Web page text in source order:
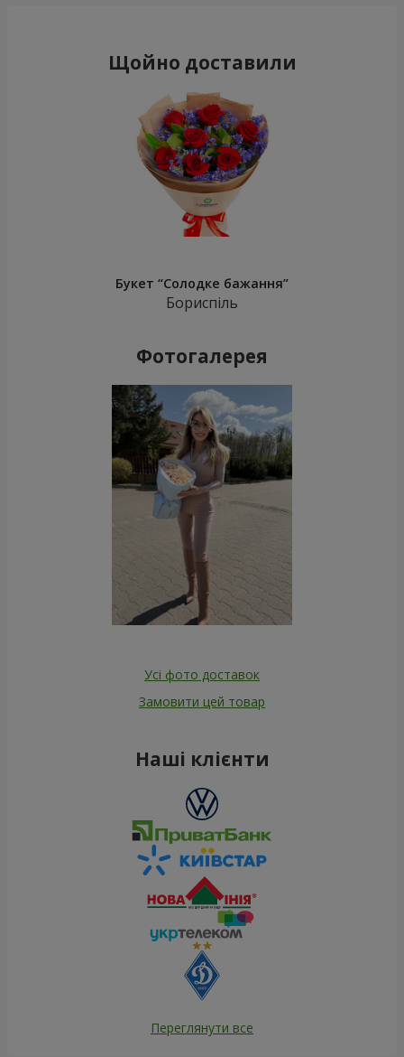
Щойно доставили
Букет “Солодке бажання”
Бориспіль
Фотогалерея
Усі фото доставок
Замовити цей товар
Наші клієнти
Переглянути все